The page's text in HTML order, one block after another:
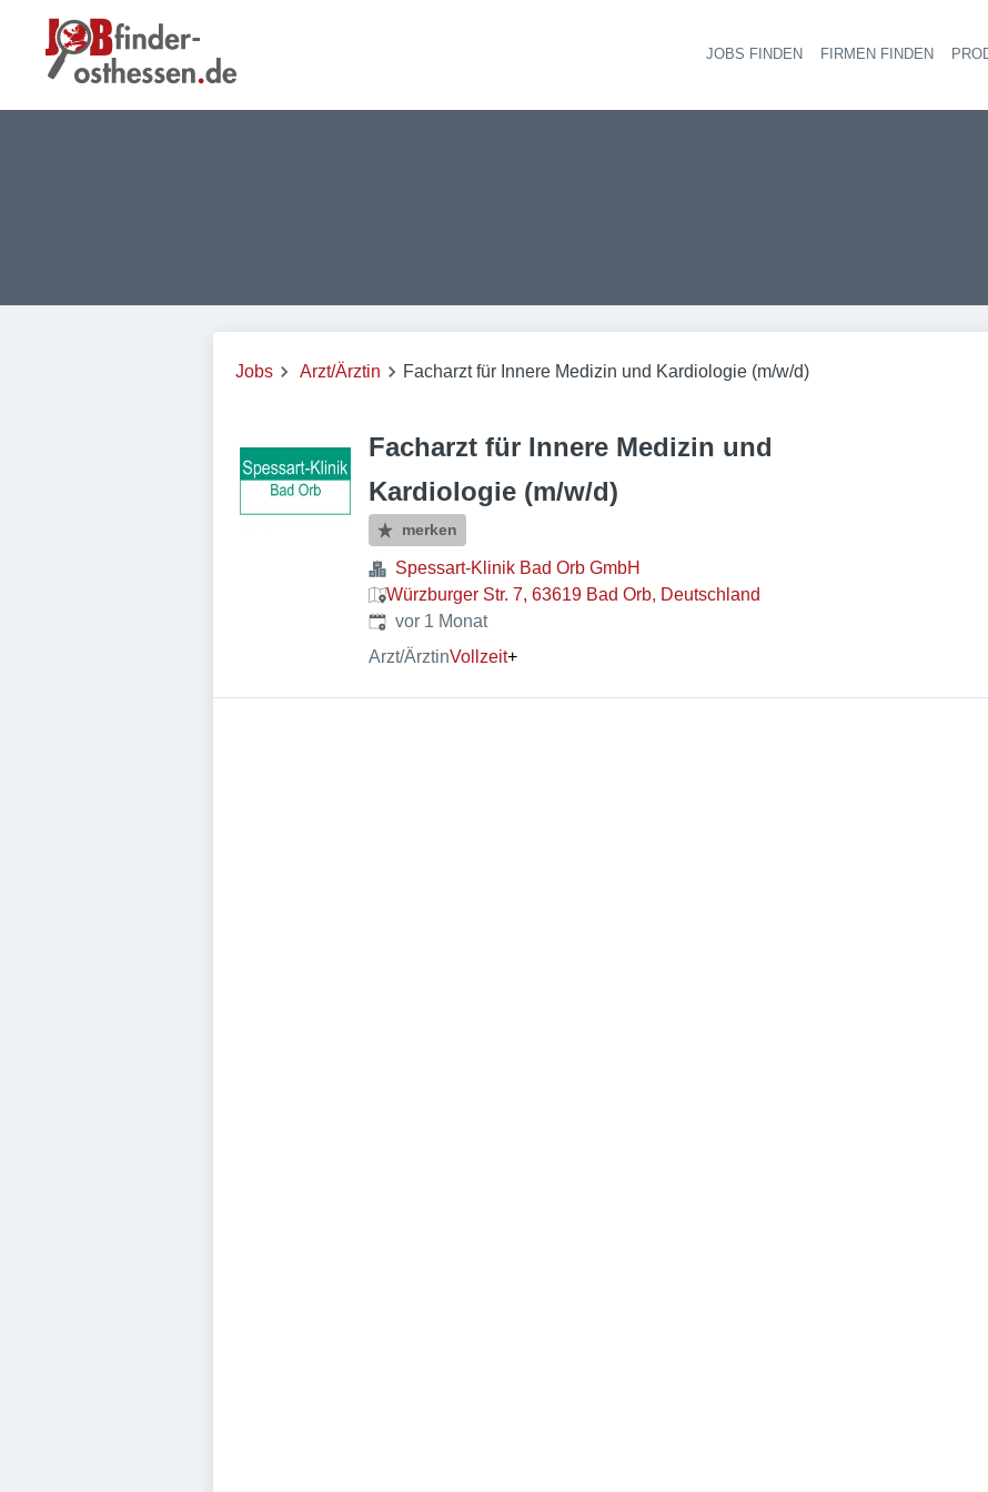
JOBS FINDEN FIRMEN FINDEN
Jobs Arzt/Ärztin Facharzt für Innere Medizin und Kardiologie (m/w/d)
Facharzt für Innere Medizin und
Kardiologie (m/w/d)
merken
Spessart-Klinik Bad Orb GmbH
Würzburger Str. 7, 63619 Bad Orb, Deutschland
Veröffentlicht:
vor 1 Monat
Arzt/ÄrztinVollzeit+